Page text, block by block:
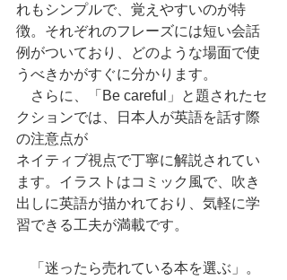
れもシンプルで、覚えやすいのが特
徴。それぞれのフレーズには短い会話
例がついており、どのような場面で使
うべきかがすぐに分かります。
さらに、「Be careful」と題されたセ
クションでは、日本人が英語を話す際
の注意点が
ネイティブ視点で丁寧に解説されてい
ます。イラストはコミック風で、吹き
出しに英語が描かれており、気軽に学
習できる工夫が満載です。
「迷ったら売れている本を選ぶ」。